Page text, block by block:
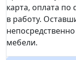
карта, оплата по
в работу.
мебели.